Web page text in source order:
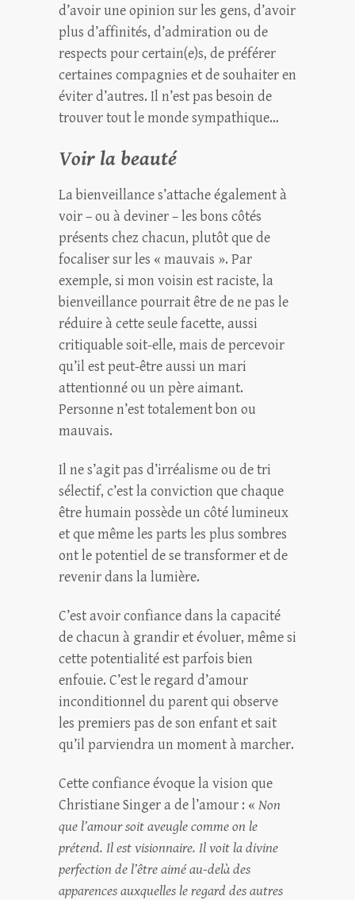
d’avoir une opinion sur les gens, d’avoir
plus d’affinités, d’admiration ou de
respects pour certain(e)s, de préférer
certaines compagnies et de souhaiter en
éviter d’autres. Il n’est pas besoin de
trouver tout le monde sympathique…
Voir la beauté
La bienveillance s’attache également à
voir – ou à deviner – les bons côtés
présents chez chacun, plutôt que de
focaliser sur les « mauvais ». Par
exemple, si mon voisin est raciste, la
bienveillance pourrait être de ne pas le
réduire à cette seule facette, aussi
critiquable soit-elle, mais de percevoir
qu’il est peut-être aussi un mari
attentionné ou un père aimant.
Personne n’est totalement bon ou
mauvais.
Il ne s’agit pas d’irréalisme ou de tri
sélectif, c’est la conviction que chaque
être humain possède un côté lumineux
et que même les parts les plus sombres
ont le potentiel de se transformer et de
revenir dans la lumière.
C’est avoir confiance dans la capacité
de chacun à grandir et évoluer, même si
cette potentialité est parfois bien
enfouie. C’est le regard d’amour
inconditionnel du parent qui observe
les premiers pas de son enfant et sait
qu’il parviendra un moment à marcher.
Cette confiance évoque la vision que
Christiane Singer a de l’amour : « Non
que l’amour soit aveugle comme on le
prétend. Il est visionnaire. Il voit la divine
perfection de l’être aimé au-delà des
apparences auxquelles le regard des autres